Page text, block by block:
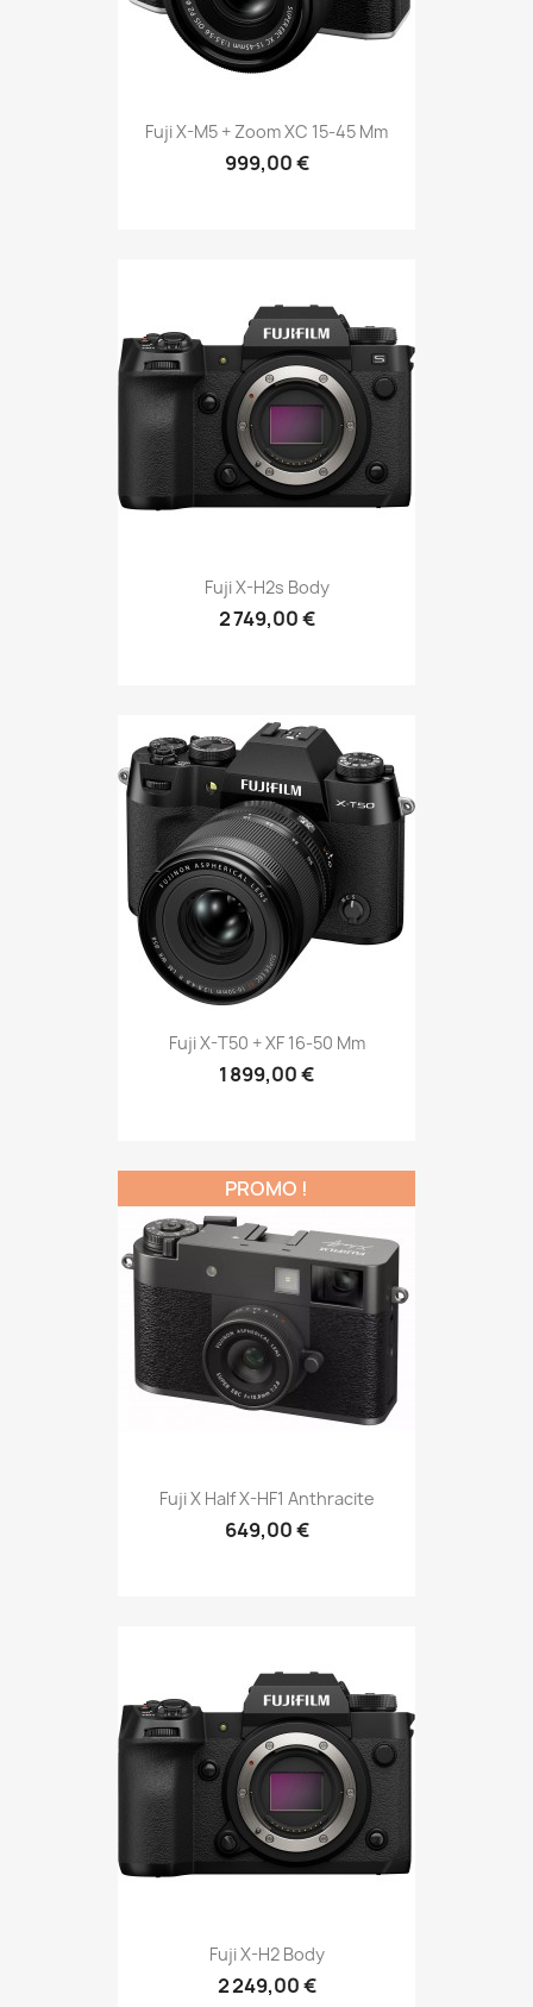
Fuji X-M5 + Zoom XC 15-45 Mm
999,00 €
Fuji X-H2s Body
2 749,00 €
Fuji X-T50 + XF 16-50 Mm
1 899,00 €
Fuji X Half X-HF1 Anthracite
649,00 €
PROMO !
Fuji X-H2 Body
2 249,00 €